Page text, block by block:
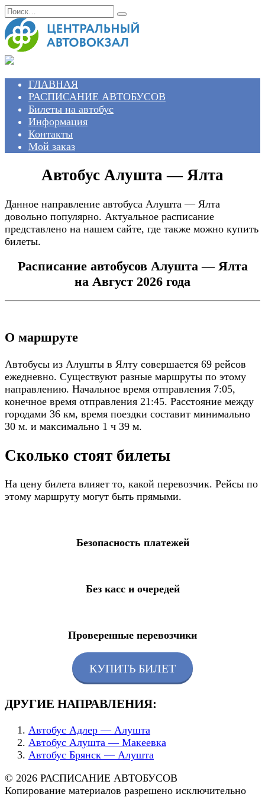
Перейти
к
содержанию
Search
for:
ГЛАВНАЯ
РАСПИСАНИЕ АВТОБУСОВ
Билеты на автобус
Информация
Контакты
Мой заказ
Автобус Алушта — Ялта
Данное направление автобуса Алушта — Ялта
довольно популярно. Актуальное расписание
представлено на нашем сайте, где также можно купить
билеты.
Расписание автобусов Алушта — Ялта
на Август 2026 года
О маршруте
Автобусы из Алушты в Ялту совершается 69 рейсов
ежедневно. Существуют разные маршруты по этому
направлению. Начальное время отправления 7:05,
конечное время отправления 21:45. Расстояние между
городами 36 км, время поездки составит минимально
30 м. и максимально 1 ч 39 м.
Сколько стоят билеты
На цену билета влияет то, какой перевозчик. Рейсы по
этому маршруту могут быть прямыми.
Безопасность платежей
Без касс и очередей
Проверенные перевозчики
КУПИТЬ БИЛЕТ
ДРУГИЕ НАПРАВЛЕНИЯ:
Автобус Адлер — Алушта
Автобус Алушта — Макеевка
Автобус Брянск — Алушта
© 2026 РАСПИСАНИЕ АВТОБУСОВ
Копирование материалов разрешено исключительно